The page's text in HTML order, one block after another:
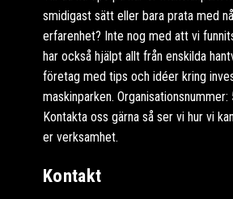
smidigast sätt eller bara prata med
erfarenhet? Inte nog med att vi
har också hjälpt allt från enskilda
företag med tips och idéer kring
maskinparken.
Kontakta oss gärna så ser vi hur vi
er verksamhet.
Kontakt